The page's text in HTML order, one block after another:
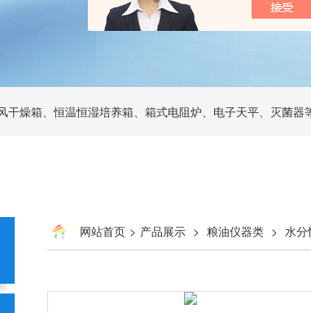
干燥箱、恒温恒湿培养箱、箱式电阻炉、电子天平、灭菌器
网站首页 > 产品展示 > 粮油仪器类 > 水分